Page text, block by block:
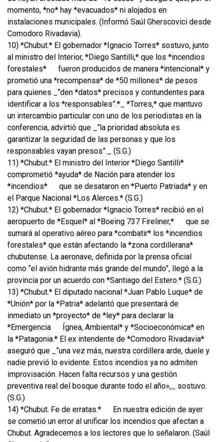
momento, *no* hay *evacuados* ni alojados en
instalaciones municipales. (Informó Saúl Gherscovici desde
Comodoro Rivadavia).
10) *Chubut.* El gobernador *Ignacio Torres* sostuvo, junto
al ministro del Interior, *Diego Santilli,* que los *incendios
forestales*
fueron producidos de manera *intencional* y
prometió una *recompensa* de *50 millones* de pesos
para quienes _“den *datos* precisos y contundentes para
identificar a los *responsables”.*_ *Torres,* que mantuvo
un intercambio particular con uno de los periodistas en la
conferencia, advirtió que _“la prioridad absoluta es
garantizar la seguridad de las personas y que los
responsables vayan presos”._ (S.G.)
11) *Chubut.* El ministro del Interior *Diego Santilli*
comprometió *ayuda* de Nación para atender los
*incendios*
que se desataron en *Puerto Patriada* y en
el Parque Nacional *Los Alerces.* (S.G.)
12) *Chubut.* El gobernador *Ignacio Torres* recibió en el
aeropuerto de *Esquel* al *Boeing 737 Fireliner,*
que se
sumará al operativo aéreo para *combatir* los *incendios
forestales* que están afectando la *zona cordillerana*
chubutense. La aeronave, definida por la prensa oficial
como “el avión hidrante más grande del mundo”, llegó a la
provincia por un acuerdo con *Santiago del Estero.* (S.G.)
13) *Chubut.* El diputado nacional *Juan Pablo Luque* de
*Unión* por la *Patria* adelantó que presentará de
inmediato un *proyecto* de *ley* para declarar la
*Emergencia
Ígnea, Ambiental* y *Socioeconómica* en
la *Patagonia.* El ex intendente de *Comodoro Rivadavia*
aseguró que _“una vez más, nuestra cordillera arde, duele y
nadie previó lo evidente. Estos incendios ya no admiten
improvisación. Hacen falta recursos y una gestión
preventiva real del bosque durante todo el año»,_ sostuvo.
(S.G.)
14) *Chubut. Fe de erratas.*
En nuestra edición de ayer
se cometió un error al unificar los incendios que afectan a
Chubut. Agradecemos a los lectores que lo señalaron. (Saúl